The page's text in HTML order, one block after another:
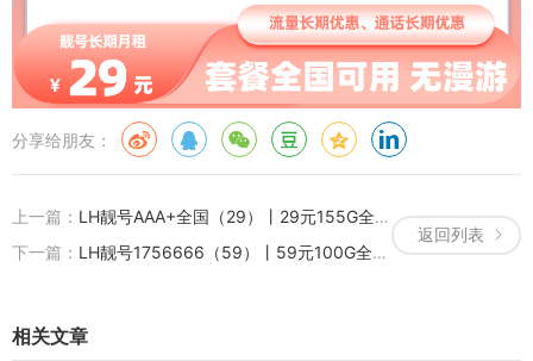
分享给朋友：
返回列表
上一篇： LH靓号AAA+全国（29）丨29元155G全国流量+100分钟通话
下一篇： LH靓号1756666（59）丨59元100G全国通用流量+2000分钟国内通话
相关文章